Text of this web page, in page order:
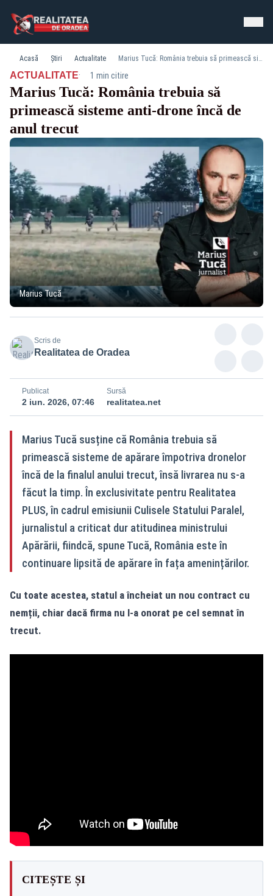
Acasă Știri Actualitate Marius Tucă: România trebuia să primească sisteme anti-drone încă de anul trecut
ACTUALITATE· 1 min citire
Marius Tucă: România trebuia să
primească sisteme anti-drone încă de
anul trecut
Marius Tucă
Scris de
Realitatea de Oradea
Publicat
2 iun. 2026, 07:46
Sursă
realitatea.net
Marius Tucă susține că România trebuia să
primească sisteme de apărare împotriva dronelor
încă de la finalul anului trecut, însă livrarea nu s-a
făcut la timp. În exclusivitate pentru Realitatea
PLUS, în cadrul emisiunii Culisele Statului Paralel,
jurnalistul a criticat dur atitudinea ministrului
Apărării, fiindcă, spune Tucă, România este în
continuare lipsită de apărare în fața amenințărilor.
Cu toate acestea, statul a încheiat un nou contract cu
nemții, chiar dacă firma nu l-a onorat pe cel semnat în
trecut.
CITEȘTE ȘI